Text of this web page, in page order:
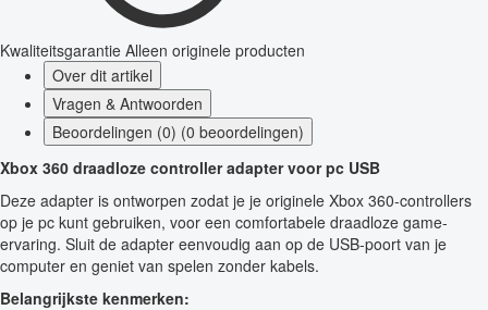
Kwaliteitsgarantie Alleen originele producten
Over dit artikel
Vragen & Antwoorden
Beoordelingen (0) (0 beoordelingen)
Xbox 360 draadloze controller adapter voor pc USB
Deze adapter is ontworpen zodat je je originele Xbox 360-controllers
op je pc kunt gebruiken, voor een comfortabele draadloze game-
ervaring. Sluit de adapter eenvoudig aan op de USB-poort van je
computer en geniet van spelen zonder kabels.
Belangrijkste kenmerken: